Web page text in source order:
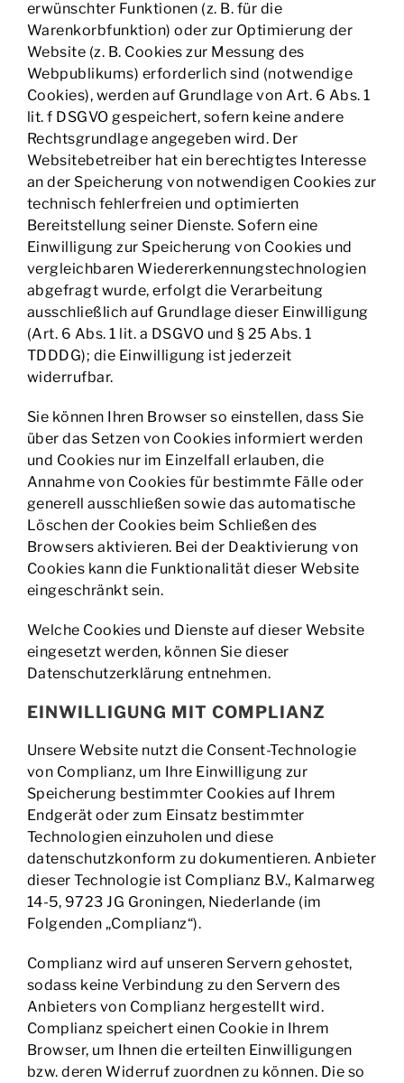
erwünschter Funktionen (z. B. für die
Warenkorbfunktion) oder zur Optimierung der
Website (z. B. Cookies zur Messung des
Webpublikums) erforderlich sind (notwendige
Cookies), werden auf Grundlage von Art. 6 Abs. 1
lit. f DSGVO gespeichert, sofern keine andere
Rechtsgrundlage angegeben wird. Der
Websitebetreiber hat ein berechtigtes Interesse
an der Speicherung von notwendigen Cookies zur
technisch fehlerfreien und optimierten
Bereitstellung seiner Dienste. Sofern eine
Einwilligung zur Speicherung von Cookies und
vergleichbaren Wiedererkennungstechnologien
abgefragt wurde, erfolgt die Verarbeitung
ausschließlich auf Grundlage dieser Einwilligung
(Art. 6 Abs. 1 lit. a DSGVO und § 25 Abs. 1
TDDDG); die Einwilligung ist jederzeit
widerrufbar.
Sie können Ihren Browser so einstellen, dass Sie
über das Setzen von Cookies informiert werden
und Cookies nur im Einzelfall erlauben, die
Annahme von Cookies für bestimmte Fälle oder
generell ausschließen sowie das automatische
Löschen der Cookies beim Schließen des
Browsers aktivieren. Bei der Deaktivierung von
Cookies kann die Funktionalität dieser Website
eingeschränkt sein.
Welche Cookies und Dienste auf dieser Website
eingesetzt werden, können Sie dieser
Datenschutzerklärung entnehmen.
EINWILLIGUNG MIT COMPLIANZ
Unsere Website nutzt die Consent-Technologie
von Complianz, um Ihre Einwilligung zur
Speicherung bestimmter Cookies auf Ihrem
Endgerät oder zum Einsatz bestimmter
Technologien einzuholen und diese
datenschutzkonform zu dokumentieren. Anbieter
dieser Technologie ist Complianz B.V., Kalmarweg
14-5, 9723 JG Groningen, Niederlande (im
Folgenden „Complianz“).
Complianz wird auf unseren Servern gehostet,
sodass keine Verbindung zu den Servern des
Anbieters von Complianz hergestellt wird.
Complianz speichert einen Cookie in Ihrem
Browser, um Ihnen die erteilten Einwilligungen
bzw. deren Widerruf zuordnen zu können. Die so